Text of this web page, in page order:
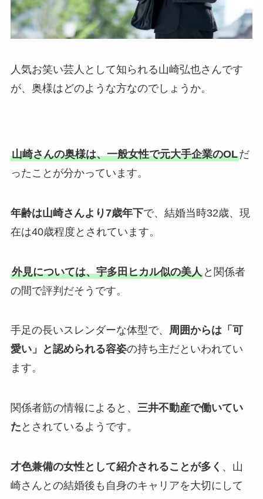
人気お笑い芸人として知られる山崎弘也さんです
が、奥様はどのような方なのでしょうか。
山崎さんの奥様は、一般女性で元大手企業のOLだ
ったことが分かっています。
年齢は山崎さんより7歳年下で、結婚当時32歳、現
在は40歳程度とされています。
外見については、宇多田ヒカル似の美人と関係者
の間で評判だそうです。
手足の長いスレンダーな体型で、 周囲からは「可
愛い」と認められる容姿の持ち主だといわれてい
ます。
関係者筋の情報によると、 三井不動産で働いてい
た とされているようです。
才色兼備の女性として紹介されることが多く 、山
崎さんとの結婚後も自身のキャリアを大切にして